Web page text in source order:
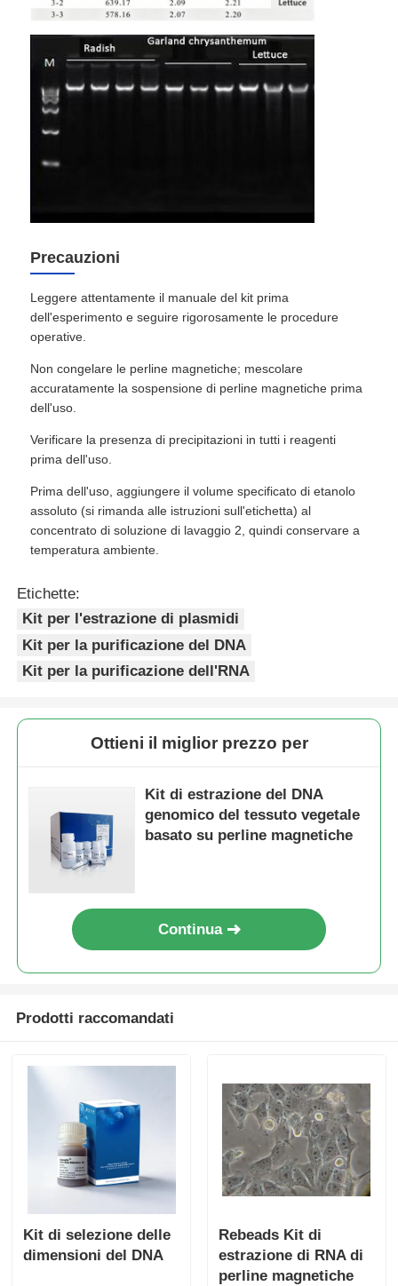
Perle magnetiche NGS
Perle magnetiche per la selezione delle cellule
Purificazione magnetica della proteina delle perle
Strumenti e Consumabili Automatizzati
Precauzioni
Leggere attentamente il manuale del kit prima
dell'esperimento e seguire rigorosamente le procedure
operative.
Non congelare le perline magnetiche; mescolare
accuratamente la sospensione di perline magnetiche prima
dell'uso.
Verificare la presenza di precipitazioni in tutti i reagenti
prima dell'uso.
Prima dell'uso, aggiungere il volume specificato di etanolo
assoluto (si rimanda alle istruzioni sull'etichetta) al
concentrato di soluzione di lavaggio 2, quindi conservare a
temperatura ambiente.
Etichette:
Kit per l'estrazione di plasmidi
Kit per la purificazione del DNA
Kit per la purificazione dell'RNA
Ottieni il miglior prezzo per
Kit di estrazione del DNA
genomico del tessuto vegetale
basato su perline magnetiche
Continua
Prodotti raccomandati
Kit di selezione delle
dimensioni del DNA
Rebeads Kit di
estrazione di RNA di
perline magnetiche